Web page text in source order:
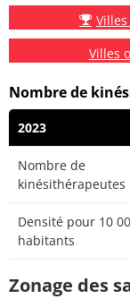
Villes
Nombre de
2023
Nombre de
kinésithérapeutes
Densité pour 10
habitants
Zonage des